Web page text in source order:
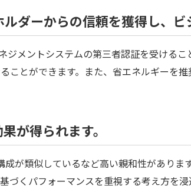
ダーからの信頼を獲得し、ビ
ジメントシステムの第三者認証を受ける
ことができます。また、省エネルギーを
が得られます。
が類似しているなど高い親和性があり
づくパフォーマンスを重視する考え方を